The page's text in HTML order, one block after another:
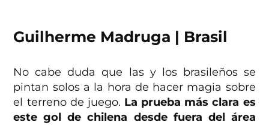
Guilherme Madruga | Brasil
No cabe duda que las y los brasileños se
pintan solos a la hora de hacer magia sobre
el terreno de juego. La prueba más clara es
este gol de chilena desde fuera del área